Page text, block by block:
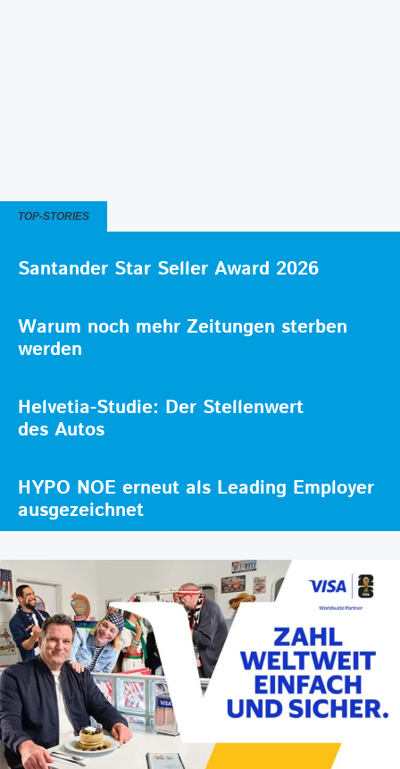
TOP-STORIES
Santander Star Seller Award 2026
Warum noch mehr Zeitungen sterben
werden
Helvetia-Studie: Der Stellenwert
des Autos
HYPO NOE erneut als Leading Employer
ausgezeichnet